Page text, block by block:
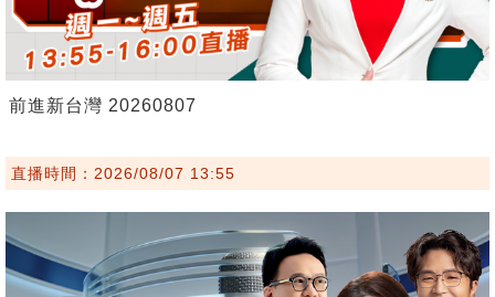
前進新台灣 20260807
直播時間：2026/08/07 13:55